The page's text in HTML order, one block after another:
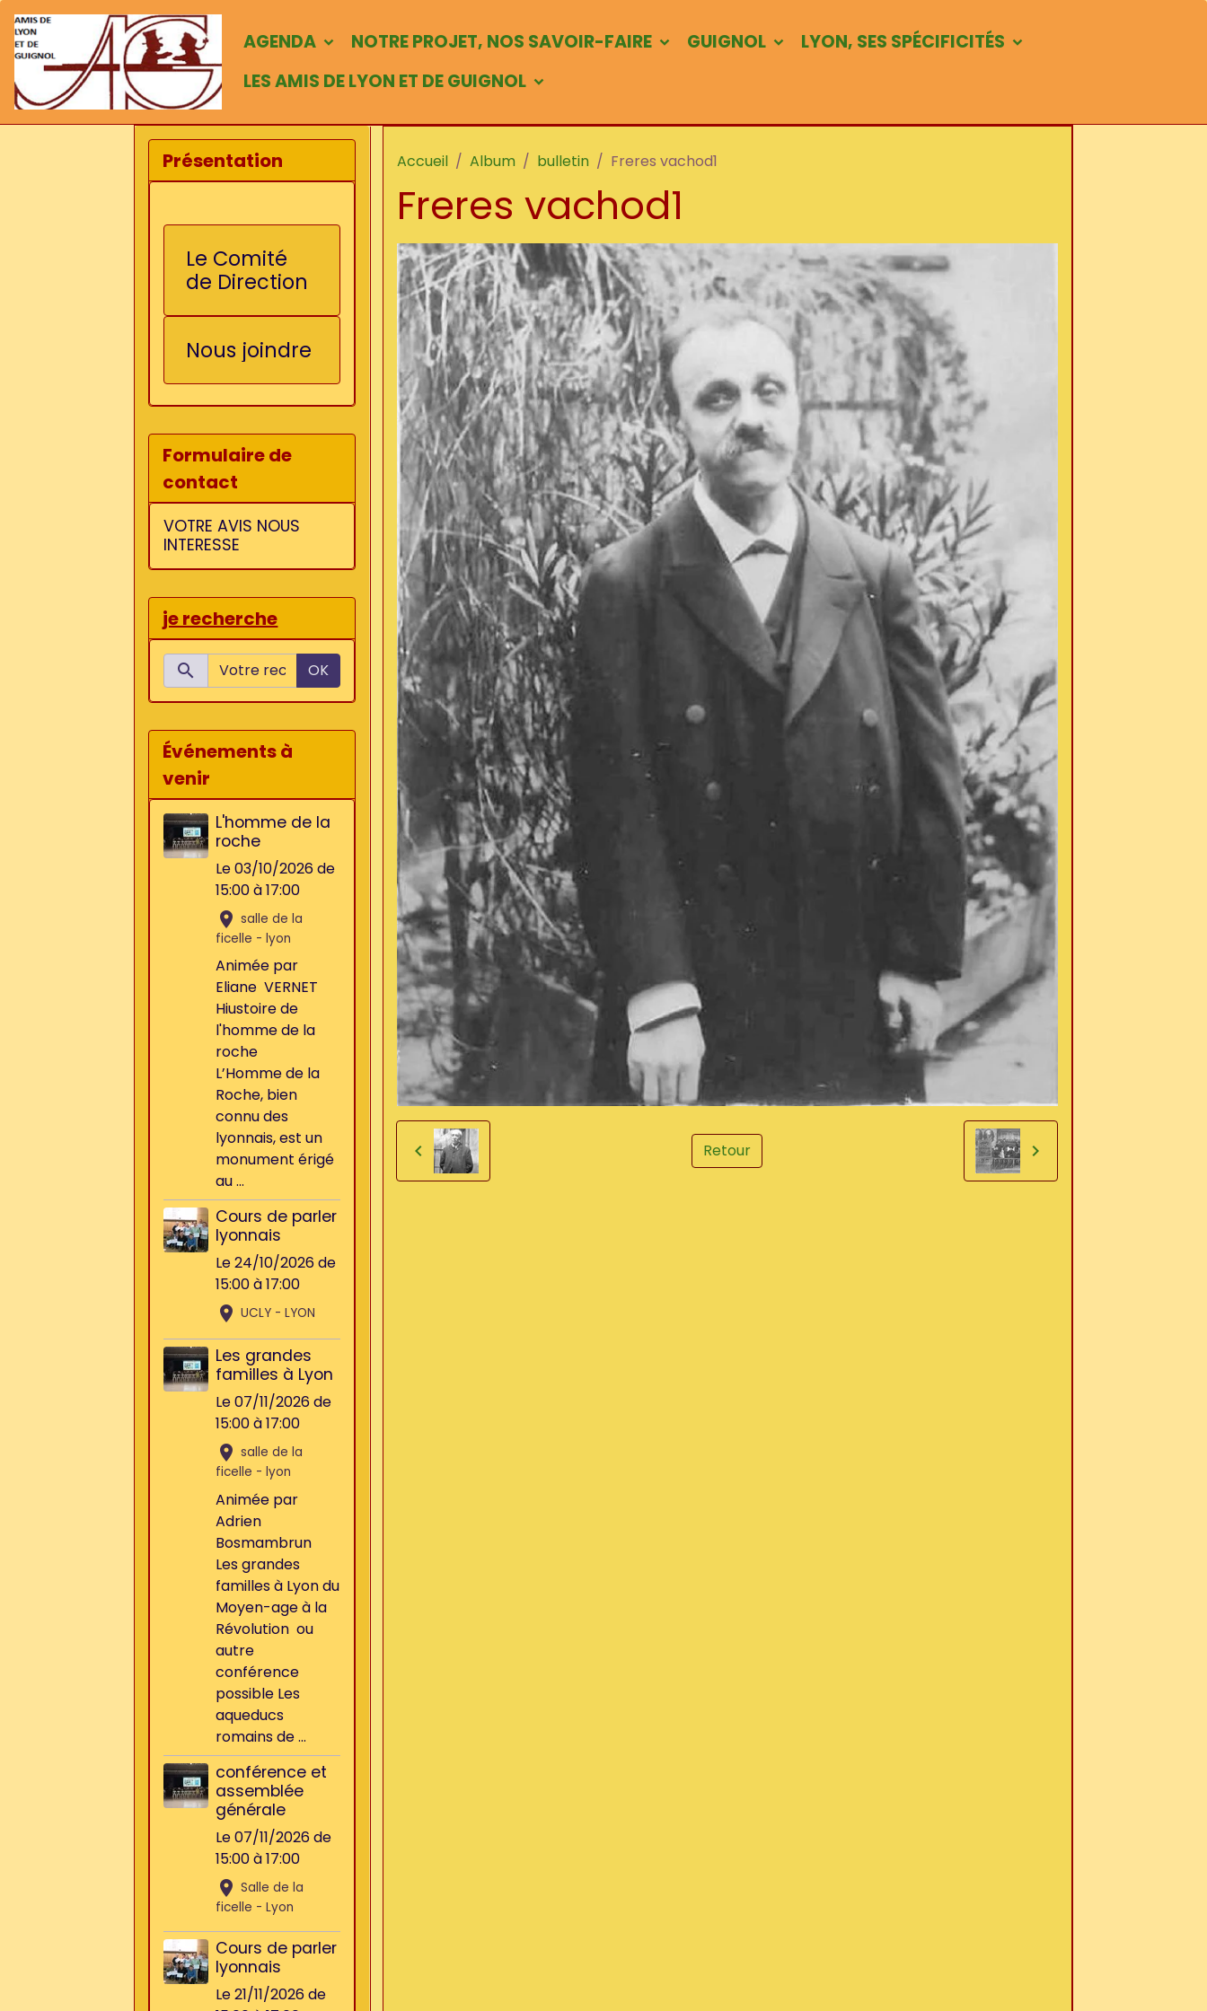
AGENDA NOTRE PROJET, NOS SAVOIR-FAIRE GUIGNOL
LYON, SES SPÉCIFICITÉS
LES AMIS DE LYON ET DE GUIGNOL
Accueil Album bulletin Freres vachod1
Freres vachod1
Retour
Présentation
Le Comité
de Direction
Nous joindre
Formulaire de
contact
VOTRE AVIS NOUS
INTERESSE
je recherche
OK
Événements à
venir
L'homme de la
roche
Le 03/10/2026de
15:00à 17:00
salle de la
ficelle - lyon
Animée par
Eliane VERNET
Hiustoire de
l'homme de la
roche
L’Homme de la
Roche, bien
connu des
lyonnais, est un
monument érigé
au ...
Cours de parler
lyonnais
Le 24/10/2026de
15:00à 17:00
UCLY - LYON
Les grandes
familles à Lyon
Le 07/11/2026de
15:00à 17:00
salle de la
ficelle - lyon
Animée par
Adrien
Bosmambrun
Les grandes
familles à Lyon du
Moyen-age à la
Révolution ou
autre
conférence
possible Les
aqueducs
romains de ...
conférence et
assemblée
générale
Le 07/11/2026de
15:00à 17:00
Salle de la
ficelle - Lyon
Cours de parler
lyonnais
Le 21/11/2026de